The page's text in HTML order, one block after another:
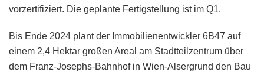
vorzertifiziert. Die geplante Fertigstellung ist im Q1.
Bis Ende 2024 plant der Immobilienentwickler 6B47 auf
einem 2,4 Hektar großen Areal am Stadtteilzentrum über
dem Franz-Josephs-Bahnhof in Wien-Alsergrund den Bau